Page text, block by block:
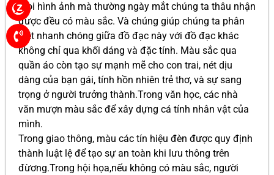
Mọi hình ảnh mà thường ngày mắt chúng ta thâu nhận
được đều có màu sắc. Và chúng giúp chúng ta phân
biệt nhanh chóng giữa đồ đạc này với đồ đạc khác
không chỉ qua khối dáng và đặc tính. Màu sắc qua
quần áo còn tạo sự mạnh mẽ cho con trai, nét dịu
dàng của bạn gái, tính hồn nhiên trẻ thơ, và sự sang
trọng ở người trưởng thành.Trong văn học, các nhà
văn mượn màu sắc để xây dựng cá tính nhân vật của
mình.
Trong giao thông, màu các tín hiệu đèn được quy định
thành luật lệ để tạo sự an toàn khi lưu thông trên
đừơng.Trong hội họa,nếu không có màu sắc, người